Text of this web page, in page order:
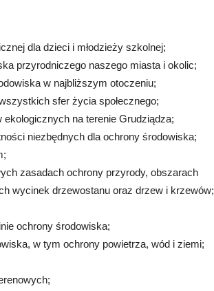
dla dzieci i młodzieży szkolnej;
przyrodniczego naszego miasta i okolic;
w najbliższym otoczeniu;
sfer życia społecznego;
na terenie Grudziądza;
niezbędnych dla ochrony środowiska;
zasadach ochrony przyrody, obszarach
wycinek drzewostanu oraz drzew i krzewów;
ochrony środowiska;
w tym ochrony powietrza, wód i ziemi;